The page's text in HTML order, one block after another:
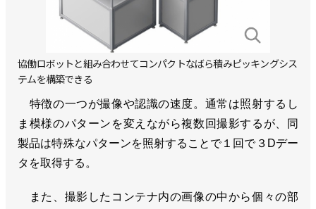
協働ロボットと組み合わせてコンパクトなばら積みピッキングシス
テムを構築できる
特徴の一つが撮像や認識の速度。通常は照射するし
ま模様のパターンを変えながら複数回撮影するが、同
製品は特殊なパターンを照射することで１回で３Dデー
タを取得する。
また、撮影したコンテナ内の画像の中から個々の部